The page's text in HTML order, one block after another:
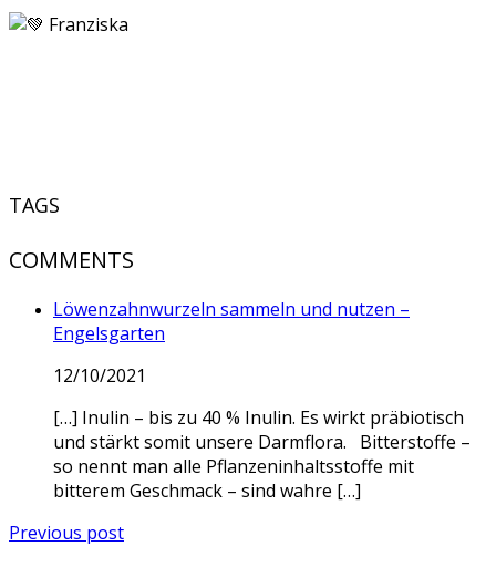
Franziska
TAGS
COMMENTS
Löwenzahnwurzeln sammeln und nutzen –
Engelsgarten
12/10/2021
[…] Inulin – bis zu 40 % Inulin. Es wirkt präbiotisch
und stärkt somit unsere Darmflora. Bitterstoffe –
so nennt man alle Pflanzeninhaltsstoffe mit
bitterem Geschmack – sind wahre […]
Previous post